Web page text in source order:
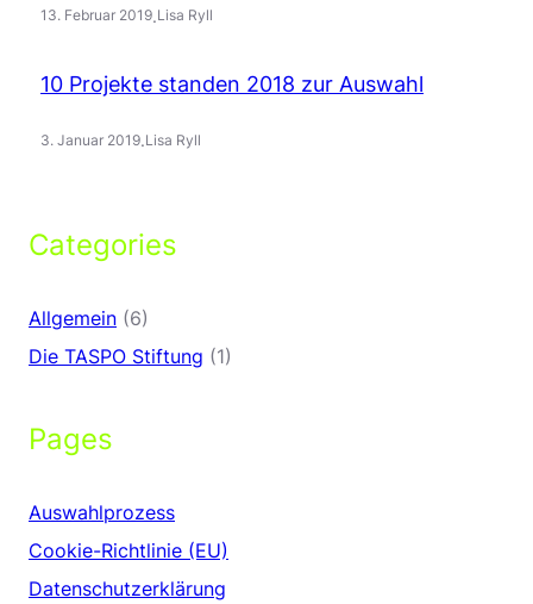
13. Februar 2019.Lisa Ryll
10 Projekte standen 2018 zur Auswahl
3. Januar 2019.Lisa Ryll
Categories
Allgemein (6)
Die TASPO Stiftung (1)
Pages
Auswahlprozess
Cookie-Richtlinie (EU)
Datenschutzerklärung